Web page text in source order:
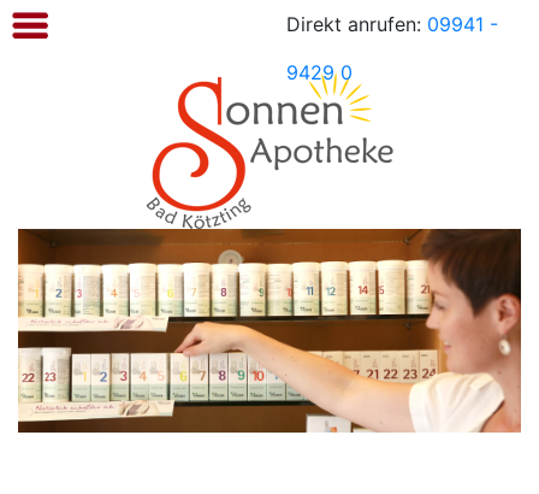
Direkt anrufen: 09941 -
9429 0
Sonnen
Apotheke
Kötzting